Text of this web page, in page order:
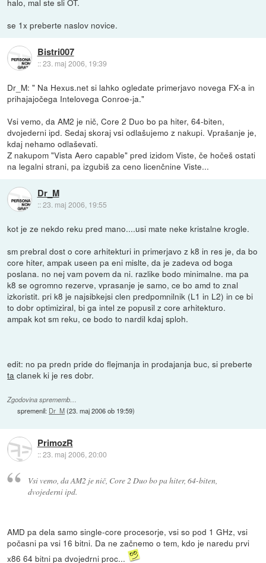
se 1x preberte naslov novice.
Bistri007
::23. maj 2006, 19:39
Dr_M: " Na Hexus.net si lahko ogledate primerjavo novega FX-a in
prihajajočega Intelovega Conroe-ja."
Vsi vemo, da AM2 je nič, Core 2 Duo bo pa hiter, 64-biten,
dvojederni ipd. Sedaj skoraj vsi odlašujemo z nakupi. Vprašanje je,
kdaj nehamo odlaševati.
Z nakupom "Vista Aero capable" pred izidom Viste, če hočeš ostati
na legalni strani, pa izgubiš za ceno licenčnine Viste...
Dr_M
::23. maj 2006, 19:55
kot je ze nekdo reku pred mano....usi mate neke kristalne krogle.
sm prebral dost o core arhitekturi in primerjavo z k8 in res je, da bo
core hiter, ampak useen pa eni mislte, da je zadeva od boga
poslana. no nej vam povem da ni. razlike bodo minimalne. ma pa
k8 se ogromno rezerve, vprasanje je samo, ce bo amd to znal
izkoristit. pri k8 je najsibkejsi clen predpomnilnik (L1 in L2) in ce bi
to dobr optimiziral, bi ga intel ze popusil z core arhitekturo.
ampak kot sm reku, ce bodo to nardil kdaj sploh.
edit: no pa predn pride do flejmanja in prodajanja buc, si preberte
ta clanek ki je res dobr.
Zgodovina sprememb…
spremenil: Dr_M(23. maj 2006 ob 19:59)
PrimozR
::23. maj 2006, 20:00
Vsi vemo, da AM2 je nič, Core 2 Duo bo pa hiter, 64-biten,
dvojederni ipd.
AMD pa dela samo single-core procesorje, vsi so pod 1 GHz, vsi
počasni pa vsi 16 bitni. Da ne začnemo o tem, kdo je naredu prvi
x86 64 bitni pa dvojedrni proc...